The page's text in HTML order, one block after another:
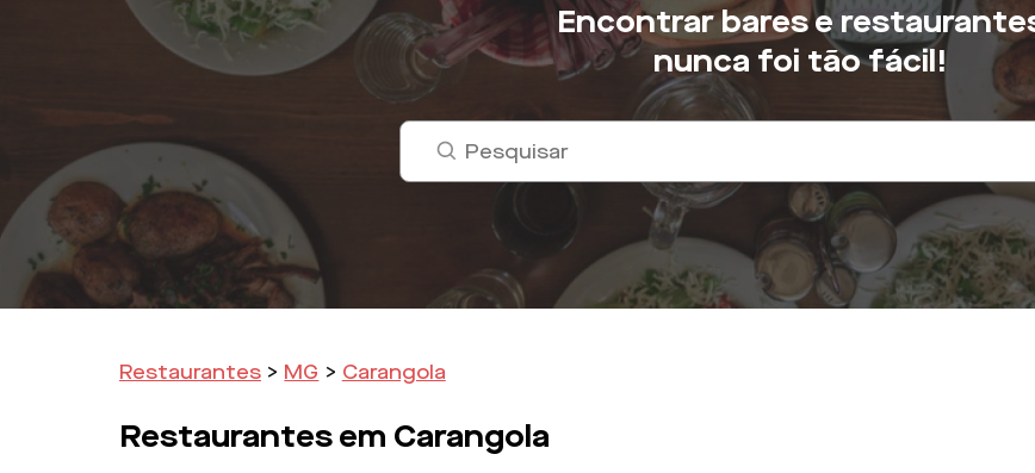
Encontrar bares e
nunca foi tão fácil!
Restaurantes > MG > Carangola
Restaurantes em Carangola